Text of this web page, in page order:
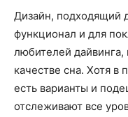
Дизайн, подходящий
функционал и для
любителей дайвинга,
качестве сна. Хотя в
есть варианты и
отслеживают все